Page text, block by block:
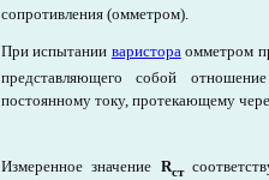
сопротивления (омметром).
При испытании варистораомметром
представляющего собой
постоянному току, протекающему
Измеренное значение Rст